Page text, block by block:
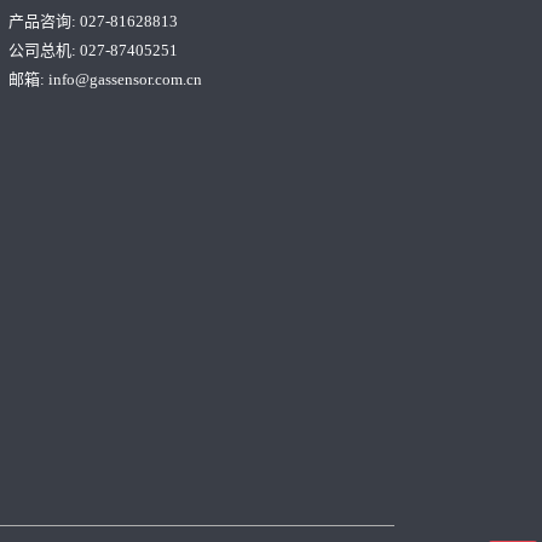
产品咨询: 027-81628813
公司总机: 027-87405251
邮箱: info@gassensor.com.cn